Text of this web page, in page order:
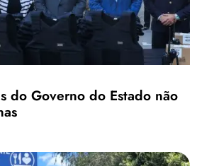
do Governo do Estado não